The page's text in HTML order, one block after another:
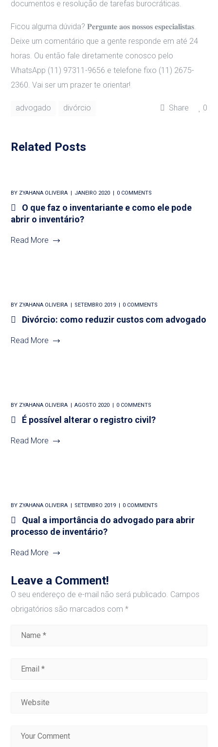
documentos e resolução de tarefas burocráticas.
Ficou alguma dúvida? 𝐏𝐞𝐫𝐠𝐮𝐧𝐭𝐞 𝐚𝐨𝐬 𝐧𝐨𝐬𝐬𝐨𝐬 𝐞𝐬𝐩𝐞𝐜𝐢𝐚𝐥𝐢𝐬𝐭𝐚𝐬.
Deixe um comentário que a gente responde em até 24
horas. Ou então fale diretamente conosco pelo
WhatsApp (11) 97311-9656 e telefone fixo (11) 2675-
2360. Vai ser um prazer te orientar!
advogado divórcio Share 0
Related Posts
BY ZYAHANA OLIVEIRA JANEIRO 2020 0 COMMENTS
O que faz o inventariante e como ele pode
abrir o inventário?
Read More
BY ZYAHANA OLIVEIRA SETEMBRO 2019 0 COMMENTS
Divórcio: como reduzir custos com advogado
Read More
BY ZYAHANA OLIVEIRA AGOSTO 2020 0 COMMENTS
É possível alterar o registro civil?
Read More
BY ZYAHANA OLIVEIRA SETEMBRO 2019 0 COMMENTS
Qual a importância do advogado para abrir
processo de inventário?
Read More
Leave a Comment!
O seu endereço de e-mail não será publicado. Campos
obrigatórios são marcados com*